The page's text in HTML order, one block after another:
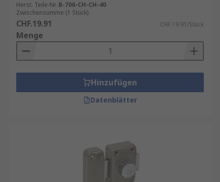
Herst. Teile-Nr. B-706-CH-CH-40
Zwischensumme (1 Stück)
CHF.19.91 CHF.19.91/Stück
Menge
Hinzufügen
Datenblätter